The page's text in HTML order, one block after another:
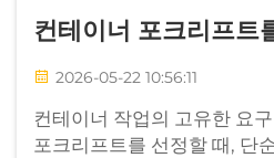
컨테이너 포크리프트
2026-05-22 10:56:11
컨테이너 작업의 고유한 요
포크리프트를 선정할 때, 단